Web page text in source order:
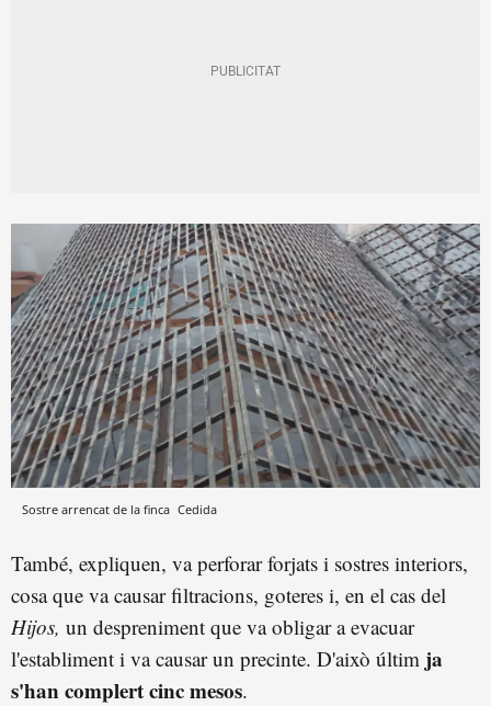
Sostre arrencat de la finca Cedida
També, expliquen, va perforar forjats i sostres interiors,
cosa que va causar filtracions, goteres i, en el cas del
Hijos, un despreniment que va obligar a evacuar
l'establiment i va causar un precinte. D'això últim ja
s'han complert cinc mesos.